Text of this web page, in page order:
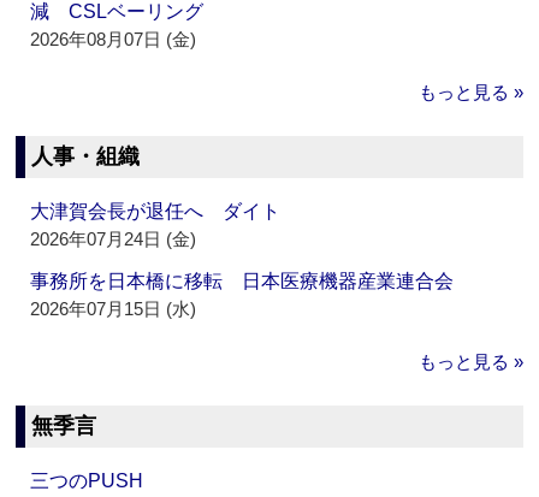
減 CSLベーリング
2026年08月07日 (金)
もっと見る »
人事・組織
大津賀会長が退任へ ダイト
2026年07月24日 (金)
事務所を日本橋に移転 日本医療機器産業連合会
2026年07月15日 (水)
もっと見る »
無季言
三つのPUSH